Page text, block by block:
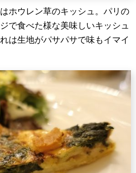
ホウレン草のキッシュ。パリの
で食べた様な美味しいキッシュ
は生地がパサパサで味もイマイ